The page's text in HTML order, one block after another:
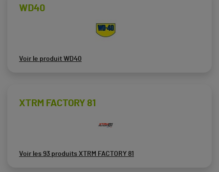
WD40
Voir le produit WD40
XTRM FACTORY 81
Voir les 93 produits XTRM FACTORY 81